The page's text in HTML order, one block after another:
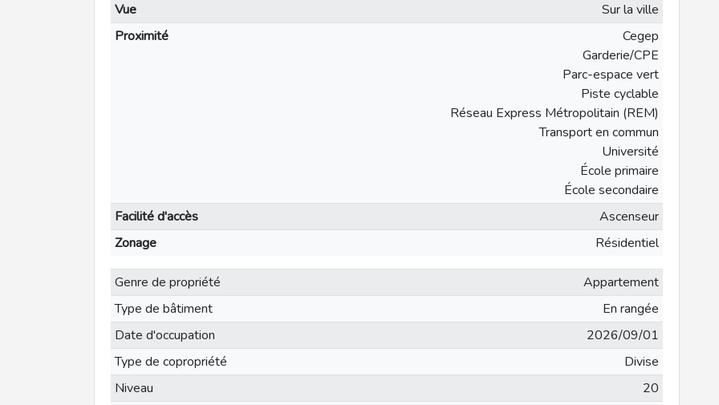
Vue
Sur la ville
Proximité
Cegep
Garderie/CPE
Parc-espace vert
Piste cyclable
Réseau Express Métropolitain (REM)
Transport en commun
Université
École primaire
École secondaire
Facilité d'accès
Ascenseur
Zonage
Résidentiel
Genre de propriété
Appartement
Type de bâtiment
En rangée
Date d'occupation
2026/09/01
Type de copropriété
Divise
Niveau
20